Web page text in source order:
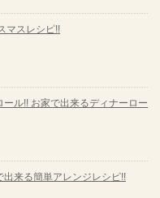
マスレシピ!!
ル!! お家で出来るディナーロー
出来る簡単アレンジレシピ!!